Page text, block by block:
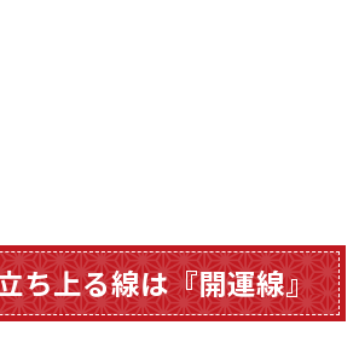
ち上る線は『開運線』